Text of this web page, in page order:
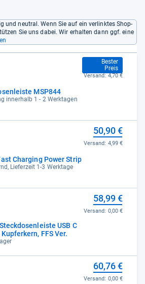
und neutral. Wenn Sie auf ein verlinktes Shop-
Sie uns dabei. Wir erhalten dann ggf. eine
MSP844
innerhalb 1 - 2 Werktagen
Bester
Preis
46,34 €
Versand: 4,70 €
Charging Power Strip
Lieferzeit 1-3 Werktage
50,90 €
Versand: 4,99 €
USB C
FFS Ver.
58,99 €
Versand: 0,00 €
60,76 €
Versand: 0,00 €